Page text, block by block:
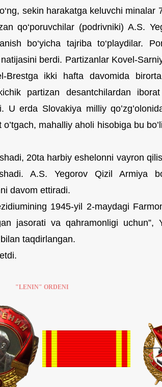
sekin harakatga keluvchi
qo‘poruvchilar (podrivniki) A.S.
bo‘yicha tajriba to‘playdilar.
berdi. Partizanlar Kovel-
Brestga ikki hafta davomida
partizan desantchilardan
U erda Slovakiya milliy
mahalliy aholi hisobiga bu
20ta harbiy eshelonni vayron
A.S. Yegorov Qizil Armiya
davom ettiradi.
1945-yil 2-maydagi
jasorati va qahramonligi uchun”,
taqdirlangan.
"LENIN" ORDENI